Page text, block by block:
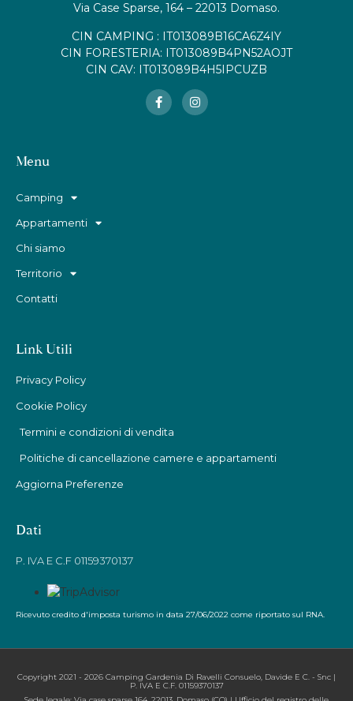
Via Case Sparse, 164 – 22013 Domaso.
CIN CAMPING : IT013089B16CA6Z4IY
CIN FORESTERIA: IT013089B4PN52AOJT
CIN CAV: IT013089B4H5IPCUZB
Menu
Camping
Appartamenti
Chi siamo
Territorio
Contatti
Link Utili
Privacy Policy
Cookie Policy
Termini e condizioni di vendita
Politiche di cancellazione camere e appartamenti
Aggiorna Preferenze
Dati
P. IVA E C.F 01159370137
Ricevuto credito d'imposta turismo in data 27/06/2022 come riportato sul RNA.
Copyright 2021 - 2026 Camping Gardenia Di Ravelli Consuelo, Davide E C. - Snc |
P. IVA E C.F. 01159370137